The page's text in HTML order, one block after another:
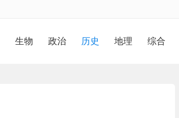
生物 政治 历史 地理 综合